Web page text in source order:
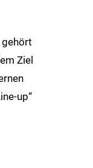
gehört
Ziel
up“